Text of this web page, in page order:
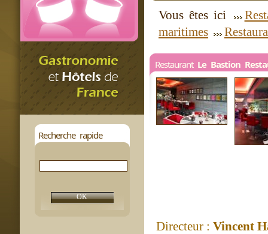
Recherche rapide
Vous êtes ici
maritimes
Restaurant Le Bastion
Directeur : Vincent